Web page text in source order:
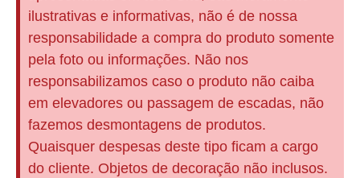
ilustrativas e informativas, não é de nossa
responsabilidade a compra do produto somente
pela foto ou informações. Não nos
responsabilizamos caso o produto não caiba
em elevadores ou passagem de escadas, não
fazemos desmontagens de produtos.
Quaisquer despesas deste tipo ficam a cargo
do cliente. Objetos de decoração não inclusos.